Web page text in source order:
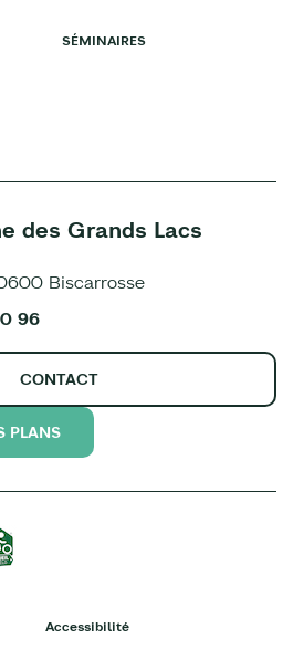
SÉMINAIRES
des Grands Lacs
Biscarrosse
96
CONTACT
PLANS
Accessibilité